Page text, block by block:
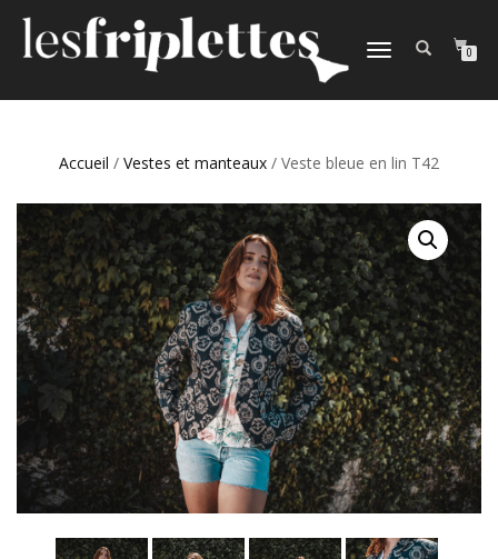
DÉPLIER
0
Accueil / Vestes et manteaux / Veste bleue en lin T42